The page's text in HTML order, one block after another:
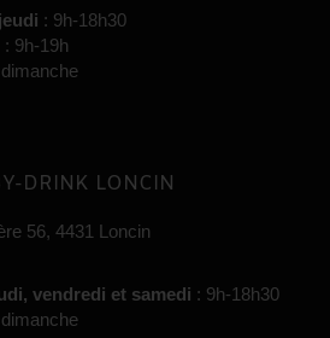
: 9h-18h30
: 9h-19h
DRINK LONCIN
56, 4431 Loncin
vendredi et samedi : 9h-18h30